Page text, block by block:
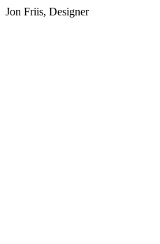
Jon Friis, Designer